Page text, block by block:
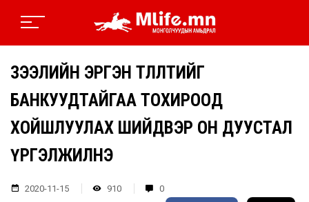
ЗЭЭЛИЙН ЭРГЭН ТӨЛӨЛТИЙГ
БАНКУУДТАЙГАА ТОХИРООД
ХОЙШЛУУЛАХ ШИЙДВЭР ОН ДУУСТАЛ
ҮРГЭЛЖИЛНЭ
2020-11-15 910 0